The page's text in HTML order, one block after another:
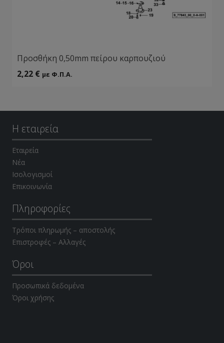
Προσθήκη 0,50mm πείρου καρπουζιού
2,22 € με Φ.Π.Α.
Η εταιρεία
Εταιρεία
Νέα
Ισολογισμοί
Επικοινωνία
Πληροφορίες
Τρόποι πληρωμής – αποστολής
Επιστροφές – Αλλαγές
Όροι
Προσωπικά δεδομένα
Όροι χρήσης